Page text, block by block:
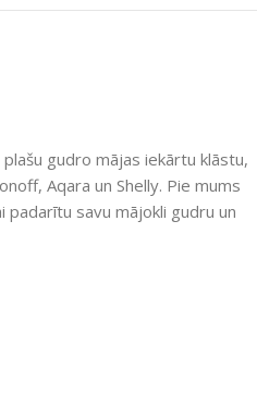
RF uztvērējs,Wi-Fi
PIEEJAMS UZREIZ Jā
gudro mājas iekārtu klāstu,
Aqara un Shelly. Pie mums
savu mājokli gudru un